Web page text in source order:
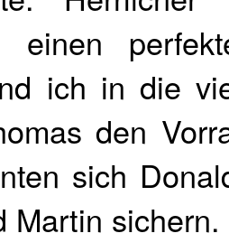
einen
ich in die
den
sich
Martin sichern.